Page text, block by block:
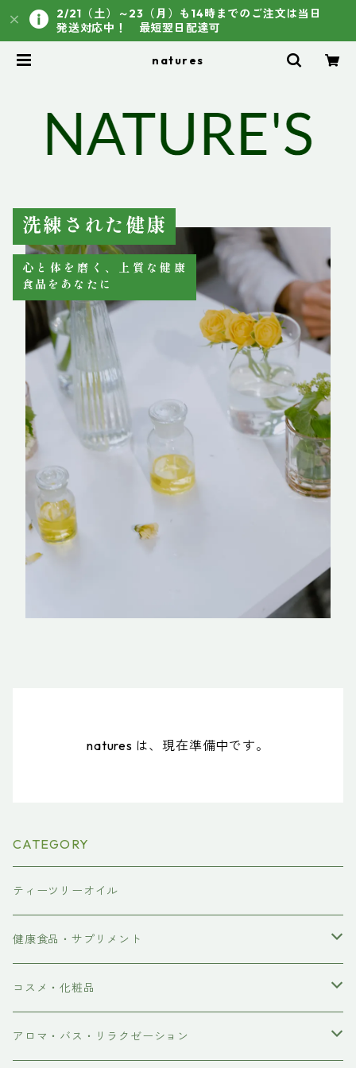
2/21（土）～23（月）も14時までのご注文は当日
発送対応中！ 最短翌日配達可
natures
洗練された健康
心と体を磨く、上質な健康
食品をあなたに
natures は、現在準備中です。
CATEGORY
ティーツリーオイル
健康食品・サプリメント
ダイエット
食物繊維
コスメ・化粧品
スキンケア・ボディケア
アロマ・バス・リラクゼーション